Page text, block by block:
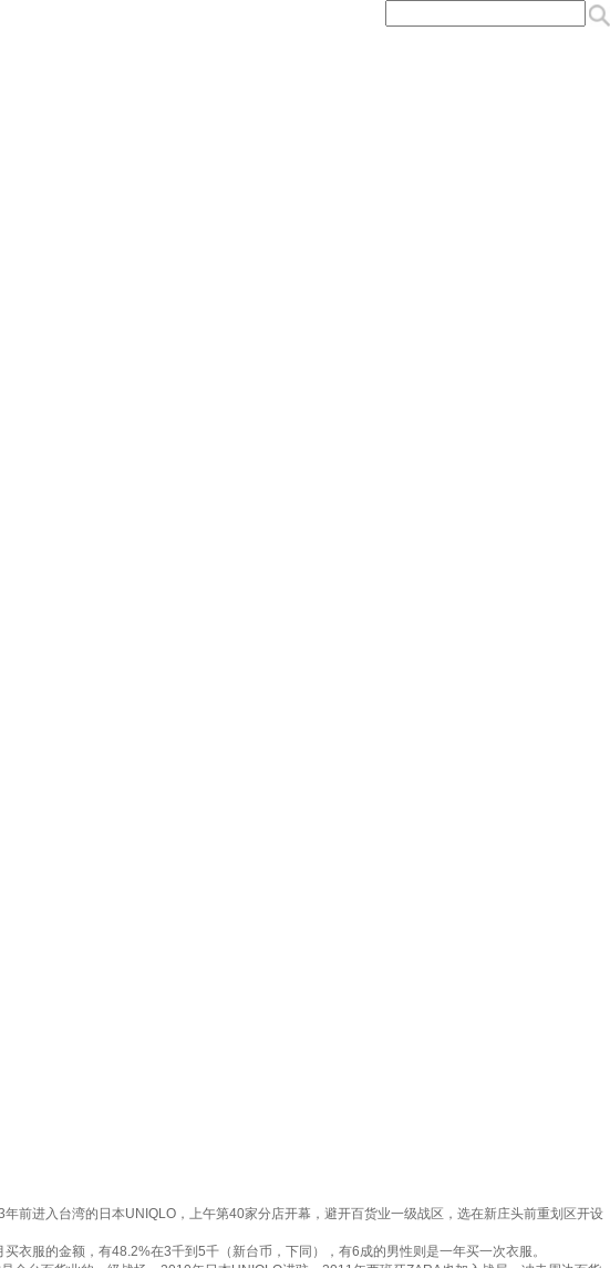
前进入台湾的日本UNIQLO，上午第40家分店开幕，避开百货业一级战区，选在新庄头前重划区开设
服的金额，有48.2%在3千到5千（新台币，下同），有6成的男性则是一年买一次衣服。